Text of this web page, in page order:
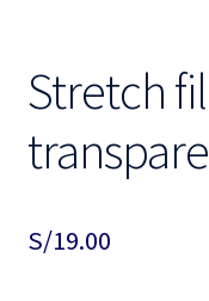
Stretch
S/19.00